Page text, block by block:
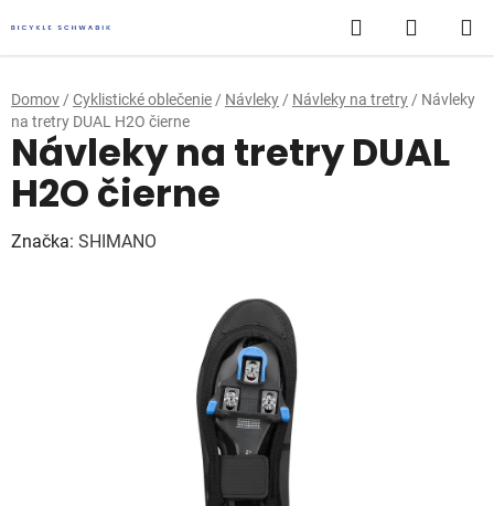
na
obsah
Hľadať
KOŠÍK
Domov / Cyklistické oblečenie / Návleky / Návleky na tretry / Návleky
na tretry DUAL H2O čierne
Návleky na tretry DUAL
H2O čierne
Značka: SHIMANO